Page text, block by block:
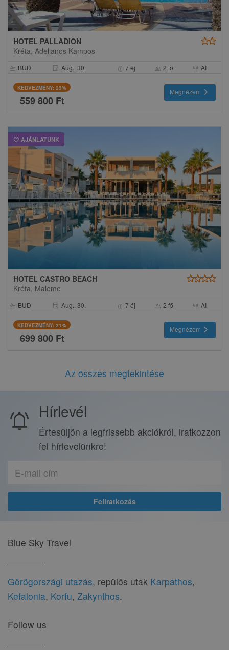
HOTEL PALLADION starstar
Kréta, Adelianos Kampos
flight_takeoff BUD event Aug.. 30. nightlight 7 éj group 2 fő fork_spoon AI
KEDVEZMÉNY: 23%
559 800 Ft
Megnézemchevron_right
favorite AJÁNLATUNK
HOTEL CASTRO BEACH starstarstarstar
Kréta, Maleme
flight_takeoff BUD event Aug.. 30. nightlight 7 éj group 2 fő fork_spoon AI
KEDVEZMÉNY: 21%
699 800 Ft
Megnézemchevron_right
Az összes megtekintése
notifications_active Hírlevél
Értesüljön a legfrissebb akciókról, iratkozzon
fel hírlevelünkre!
Blue Sky Travel
Görögországi utazás, repülős utak Karpathos,
Kefalonia, Korfu, Zakynthos.
Follow us